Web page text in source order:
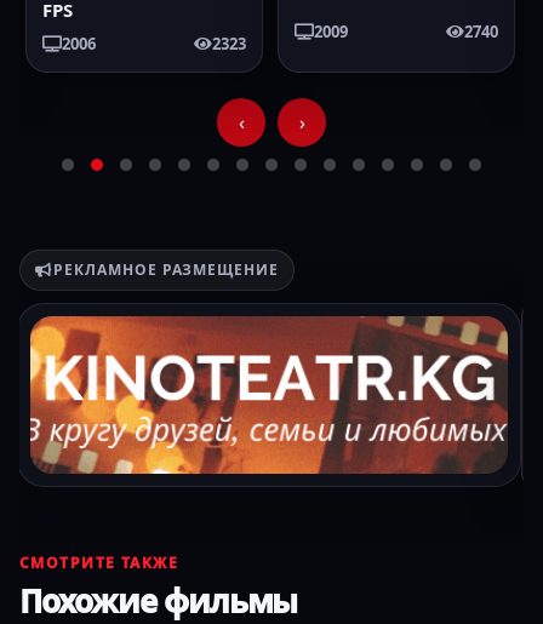
FPS
2006 2323
2009 2740
‹ ›
РЕКЛАМНОЕ РАЗМЕЩЕНИЕ
СМОТРИТЕ ТАКЖЕ
Похожие фильмы